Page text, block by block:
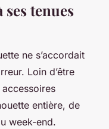
ses tenues
ne s’accordait
Loin d’être
accessoires
entière, de
week-end.